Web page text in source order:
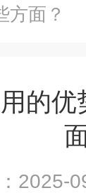
方面？
的
：